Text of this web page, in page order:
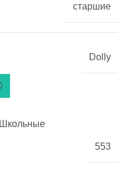
старшие
Dolly
Школьные
553